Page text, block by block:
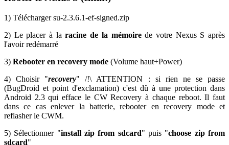
1) Télécharger su-2.3.6.1-ef-signed.zip
2) Le placer à laracine de la mémoirede votre Nexus S après
l'avoir redémarré
3) Rebooter en recovery mode (Volume haut+Power)
4) Choisir "recovery" /!\ ATTENTION : si rien ne se passe
(BugDroid et point d'exclamation) c'est dû à une protection dans
Android 2.3 qui efface le CW Recovery à chaque reboot. Il faut
dans ce cas enlever la batterie, rebooter en recovery mode et
reflasher le CWM.
5) Sélectionner "install zip from sdcard" puis "choose zip from
sdcard"